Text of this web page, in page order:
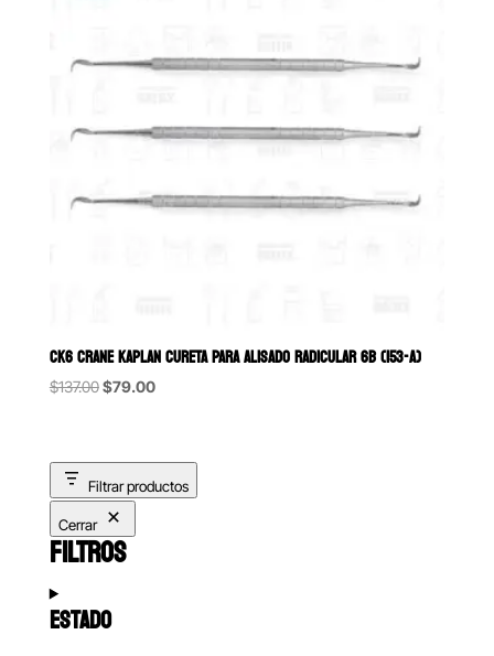
CK6 CRANE KAPLAN CURETA PARA ALISADO RADICULAR 6B (153-A)
$137.00Original
$137.00.
$79.00Current
$79.00.
Filtrar productos
Cerrar
FILTROS
ESTADO